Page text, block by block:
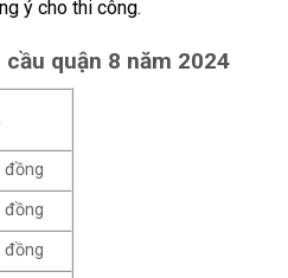
ý cho thi công.
quận 8 năm 2024
đồng
đồng
đồng